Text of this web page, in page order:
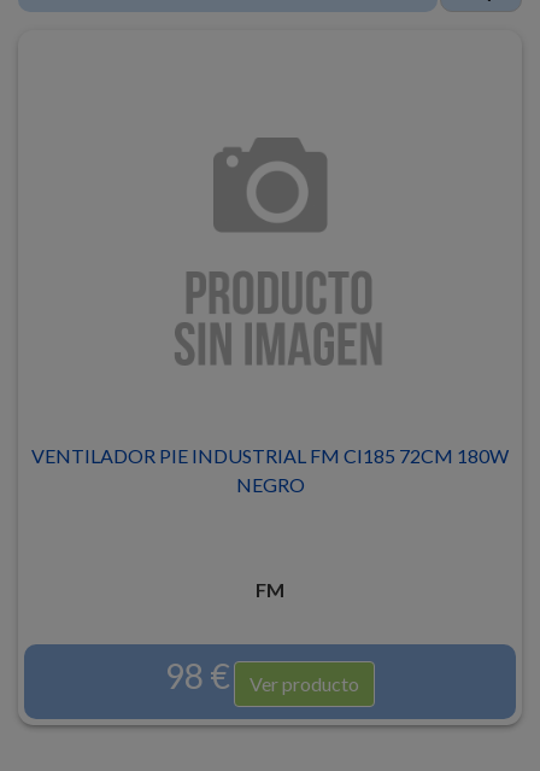
VENTILADOR PIE INDUSTRIAL FM CI185 72CM 180W
NEGRO
FM
98 € Ver producto